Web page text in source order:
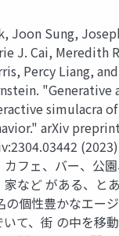
Joon Sung,
J. Cai, Meredith
Percy Liang,
"Generative
simulacra
arXiv
カフェ、バー、公園
家など がある、と
の個性豊かなエー
いて、街 の中を移